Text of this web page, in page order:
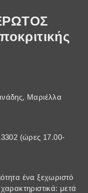
Μαριέλλα
(ώρες 17.00-
ένα ξεχωριστό
μετά